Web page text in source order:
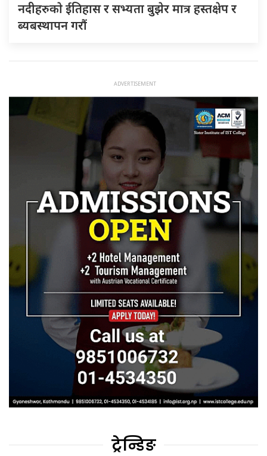
नदीहरुकाे ईतिहास र सभ्यता बुझेर मात्र हस्तक्षेप र
ब्यबस्थापन गराैं
ट्रेन्डिङ